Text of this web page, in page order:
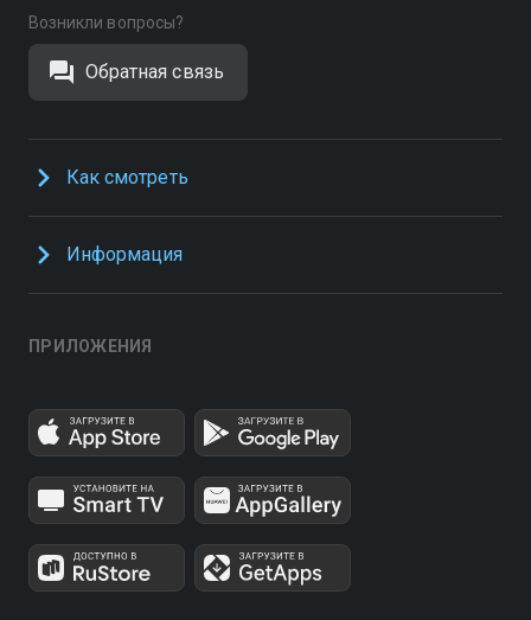
Возникли вопросы?
Обратная связь
Как смотреть
Информация
ПРИЛОЖЕНИЯ